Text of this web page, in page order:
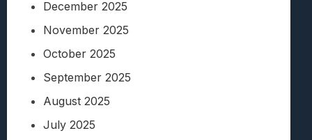
December 2025
November 2025
October 2025
September 2025
August 2025
July 2025